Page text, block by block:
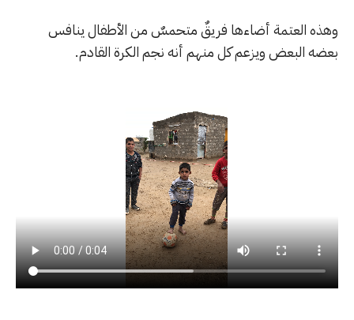
وهذه العتمة أضاءها فريقٌ متحمسٌ من الأطفال ينافس
بعضه البعض ويزعم كل منهم أنه نجم الكرة القادم.